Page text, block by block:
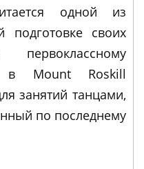
одной из
своих
первоклассному
в Mount Roskill
занятий танцами,
по последнему